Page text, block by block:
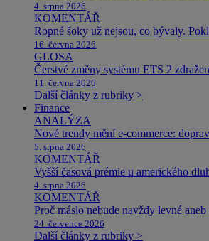
4. srpna 2026
KOMENTÁŘ
Ropné šoky už nejsou, co bývaly.
16. června 2026
GLOSA
Čerstvé změny systému ETS 2
11. června 2026
Další články z rubriky >
Finance
ANALÝZA
Nové trendy mění e-commerce:
5. srpna 2026
KOMENTÁŘ
Vyšší časová prémie u amerického
4. srpna 2026
KOMENTÁŘ
Proč máslo nebude navždy levné
24. července 2026
Další články z rubriky >